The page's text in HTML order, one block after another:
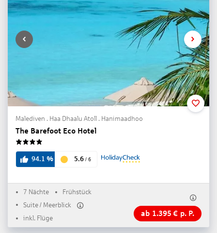
Malediven . Haa Dhaalu Atoll . Hanimaadhoo
The Barefoot Eco Hotel
94.1 % 5.6 / 6
7 Nächte
Frühstück
Suite / Meerblick
inkl. Flüge
ab 1.395 € p. P.